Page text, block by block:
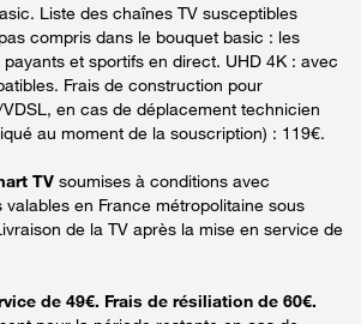
Liste des chaînes TV susceptibles
compris dans le bouquet basic : les
et sportifs en direct. UHD 4K : avec
Frais de construction pour
en cas de déplacement technicien
au moment de la souscription) : 119€.
TV soumises à conditions avec
en France métropolitaine sous
de la TV après la mise en service de
de 49€. Frais de résiliation de 60€.